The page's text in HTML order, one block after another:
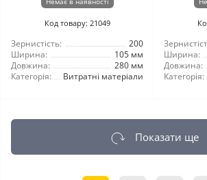
Код товару: 21049
Зернистість:
200
Ширина:
105 мм
Довжина:
280 мм
Категорія:
Витратні матеріали
Ширина:
Довжина:
Категорія:
Показати ще